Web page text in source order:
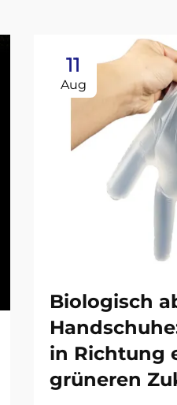
11
Aug
Biologisch
in Richtung
grüneren